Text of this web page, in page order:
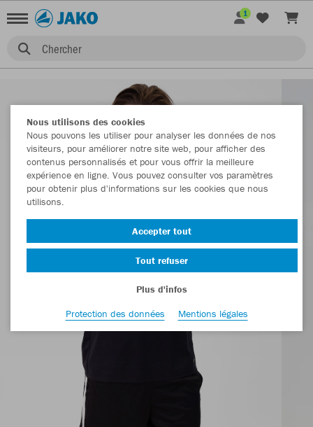
Chercher
1
Nous utilisons des cookies
Nous pouvons les utiliser pour analyser les données de nos
visiteurs, pour améliorer notre site web, pour afficher des
contenus personnalisés et pour vous offrir la meilleure
expérience en ligne. Vous pouvez consulter vos paramètres
pour obtenir plus d'informations sur les cookies que nous
utilisons.
Accepter tout
Tout refuser
Plus d'infos
Protection des données
Mentions légales